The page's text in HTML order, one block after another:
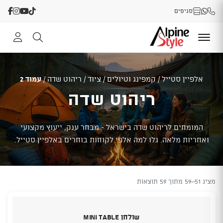
סניפים
אלפיין סטייל/ קמפינג וטיולים/ציוד/ ריהוט שדה /עמוד 2
ריהוט שדה
המומחים לריהוט שדה בישראל - מבחר ענק, ייעוץ מקצועי
ואחריות מלאה. גלו למה אלפי לקוחות בוחרים באלפיין סטייל.
מציג 51–59 מתוך 59 תוצאות
שולחן Mini Table